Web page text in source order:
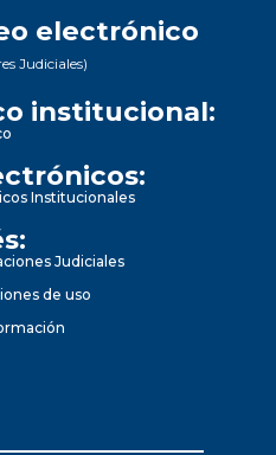
electrónico
Judiciales)
institucional:
Institucionales
Judiciales
de uso